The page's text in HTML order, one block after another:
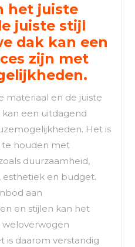
het juiste
juiste stijl
dak kan een
zijn met
materiaal en de juiste
een uitdagend
Het is
te houden met
duurzaamheid,
esthetiek en budget.
aan
en stijlen kan het
is daarom verstandig